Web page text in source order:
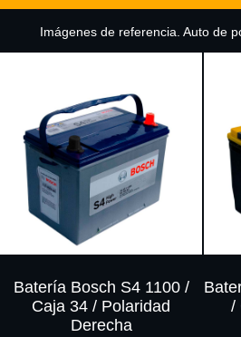
Imágenes de referencia. Auto de
Batería Bosch S4 1100 /
Caja 34 / Polaridad
Derecha
/